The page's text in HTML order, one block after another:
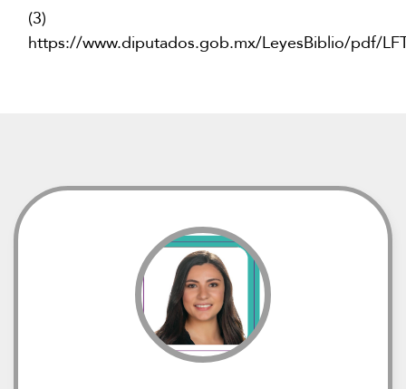
(3)
https://www.diputados.gob.mx/LeyesBiblio/pdf/